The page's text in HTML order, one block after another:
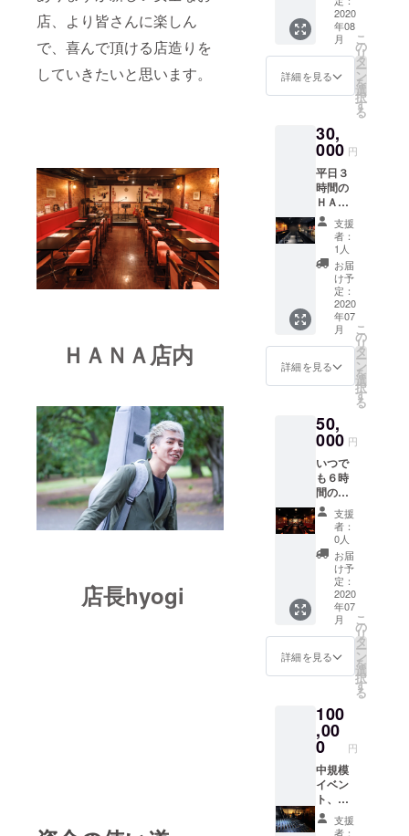
店、より皆さんに楽しん
で、喜んで頂ける店造りを
していきたいと思います。
ＨＡＮＡ店内
店長hyogi
メ 篠
原一弘
(Ｋ2-
UNIT)
子 (花と
クロー
バー)
ン 安
曇野瓜
太郎 (宇
留賀康)
都築敏
博 雅
音人
援をし
ていた
だく際
に『上
乗せ支
援』を
するこ
きま
す。ご
は、リ
ターン
の額に
上乗せ
して、
ご支援
頂けま
すと大
変あり
がたい
です。
は、リ
ターン
の額に
上乗せ
して、
変あり
がたい
（デザ
イン等
は一部
変更さ
れるこ
とがあ
りま
す）
有効で
す。 ご
支援を
してい
ただく
援』を
するこ
とがで
きま
す。ご
都合許
す場合
は、リ
ターン
の額に
上乗せ
して、
ご支援
頂けま
すと大
変あり
がたい
生演奏
のバン
ドで、
ライブ
体験が
できま
す。 ハ
テージ
で、ラ
イブ初
体験し
てみま
せん
か。 演
奏曲は
ご希望
曲６～
８曲程
度で、
打ち合
わせし
ながら
調整さ
せて頂
は30分
～60分
ほどを
予定し
ており
ます。
ご希望
の詳細
は備考
欄にお
書きく
ださ
い。 ご
支援を
してい
ただく
際に
するこ
とがで
きま
す。ご
都合許
す場合
は、リ
ターン
の額に
2020
年08
月
詳細を見る
こ
の
リ
タ
ー
ン
を
選
択
す
る
30,
000 円
平日３
時間の
ＨＡＮ
Ａレン
タルプ
ランで
す。 平
日３時
間使い
放題の
プラン
です。
音響は
じめプ
ロジェ
クター
の楽器
も使え
るた
め、ラ
イブの
練習や
イベン
ト会場
とし
て。仲
間同士
で飲食
持ち込
みの
パー
ティー
などに
だけま
す。 ご
希望が
あれば
店内で
の飲食
の提供
も致し
ます。
支援
者：
1人
お届
け予
定：
2020
年07
月
詳細を見る
こ
の
リ
タ
ー
ン
を
選
択
す
る
50,
000 円
いつで
も６時
間のＨ
ＡＮＡ
レンタ
ルプラ
ンで
す。 週
末を含
めいつ
でも６
時間使
い放題
のプラ
ンで
す。 音
めプロ
ジェク
ターや
店内の
楽器も
使える
ため、
ライブ
の練習
支援
者：
0人
お届
け予
定：
2020
年07
月
詳細を見る
こ
の
リ
タ
ー
ン
を
選
択
す
る
100
,00
0 円
中規模
イベン
ト、
パー
ティー
支援
者：